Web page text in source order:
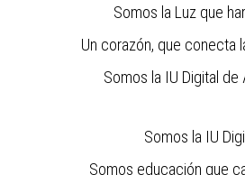
Somos la Luz que
Un corazón, que conecta
Somos la IU Digital de
Somos la IU
Somos educación que